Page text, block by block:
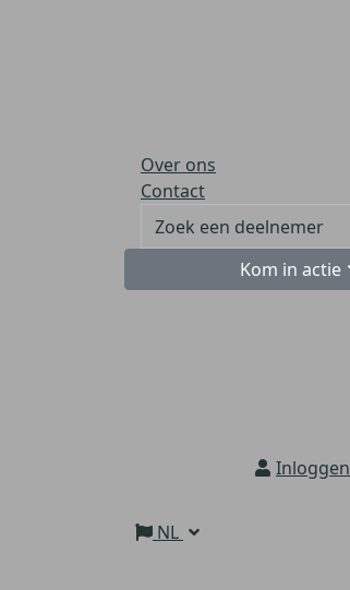
Over ons
Contact
Kom in actie
Inloggen
NL